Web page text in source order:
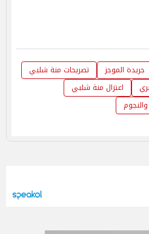
جريدة الموجز
تصريحات منة شلبي
اعتزال منة شلبي
والنجوم